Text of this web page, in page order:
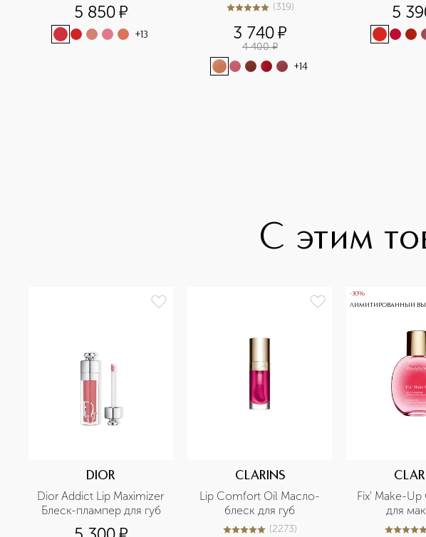
5 850¤
+13
4.9из5319 (319)
3 740¤
4 400 ¤
+14
5
С этим
DIOR
Dior Addict Lip Maximizer
Блеск-плампер для губ
CLARINS
Lip Comfort Oil Масло-
блеск для губ
5из 52273 (2273)
-30%
ЛИМИТИРОВАННЫЙ
Fix' Make-
для
5из 5501